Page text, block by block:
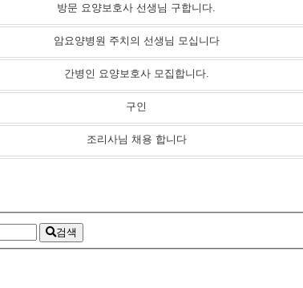
방문 요양보호사 선생님 구합니다.
암요양병원 주치의 선생님 모십니다
간병인 요양보호사 모집합니다.
구인
조리사님 채용 합니다
검색